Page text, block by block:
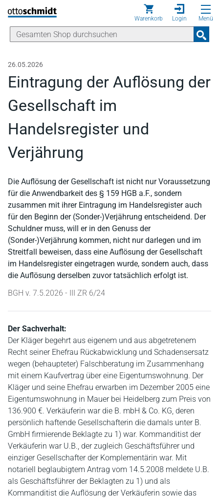
Direkt zum Inhalt
Warenkorb Login Menü
26.05.2026
Eintragung der Auflösung der
Gesellschaft im
Handelsregister und
Verjährung
Die Auflösung der Gesellschaft ist nicht nur Voraussetzung
für die Anwendbarkeit des § 159 HGB a.F., sondern
zusammen mit ihrer Eintragung im Handelsregister auch
für den Beginn der (Sonder-)Verjährung entscheidend. Der
Schuldner muss, will er in den Genuss der
(Sonder-)Verjährung kommen, nicht nur darlegen und im
Streitfall beweisen, dass eine Auflösung der Gesellschaft
im Handelsregister eingetragen wurde, sondern auch, dass
die Auflösung derselben zuvor tatsächlich erfolgt ist.
BGH v. 7.5.2026 - III ZR 6/24
Der Sachverhalt:
Der Kläger begehrt aus eigenem und aus abgetretenem
Recht seiner Ehefrau Rückabwicklung und Schadensersatz
wegen (behaupteter) Falschberatung im Zusammenhang
mit einem Kaufvertrag über eine Eigentumswohnung. Der
Kläger und seine Ehefrau erwarben im Dezember 2005 eine
Eigentumswohnung in Mauer bei Heidelberg zum Preis von
136.900 €. Verkäuferin war die B. mbH & Co. KG, deren
persönlich haftende Gesellschafterin die damals unter B.
GmbH firmierende Beklagte zu 1) war. Kommanditist der
Verkäuferin war U.B., der zugleich Geschäftsführer und
einziger Gesellschafter der Komplementärin war. Mit
notariell beglaubigtem Antrag vom 14.5.2008 meldete U.B.
als Geschäftsführer der Beklagten zu 1) und als
Kommanditist die Auflösung der Verkäuferin sowie das